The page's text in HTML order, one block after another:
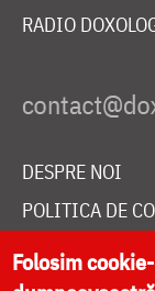
RADIO
DESPRE NOI
POLITICA DE
DONEAZĂ
Folosim